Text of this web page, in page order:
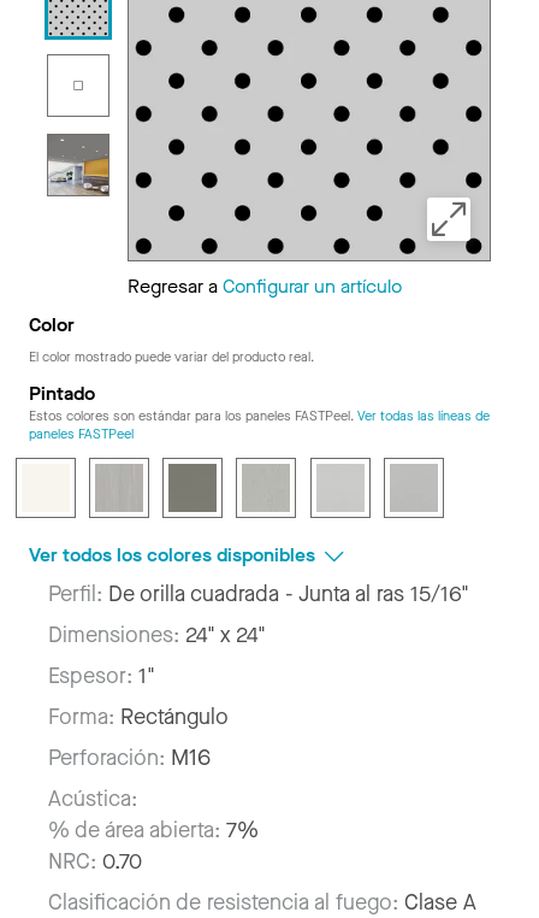
Regresar aConfigurar un artículo
Color
El color mostrado puede variar del producto real.
Pintado
Estos colores son estándar para los paneles FASTPeel. Ver todas las líneas de
paneles FASTPeel
Ver todos los colores disponibles
Perfil: De orilla cuadrada - Junta al ras 15/16"
Dimensiones: 24" x 24"
Espesor: 1"
Forma: Rectángulo
Perforación: M16
Acústica:
% de área abierta: 7%
NRC: 0.70
Clasificación de resistencia al fuego: Clase A